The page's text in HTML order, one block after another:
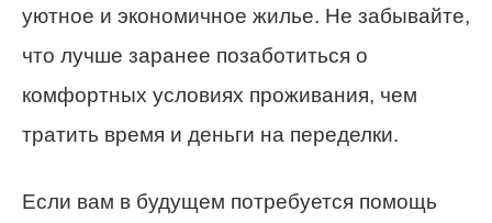
уютное и экономичное жилье. Не забывайте,
что лучше заранее позаботиться о
комфортных условиях проживания, чем
тратить время и деньги на переделки.
Если вам в будущем потребуется помощь